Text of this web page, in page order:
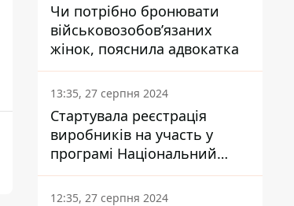
Чи потрібно бронювати
військовозобов’язаних
жінок, пояснила адвокатка
13:35, 27 серпня 2024
Стартувала реєстрація
виробників на участь у
програмі Національний
кешбек: як це зробити
через портал Дія
12:35, 27 серпня 2024